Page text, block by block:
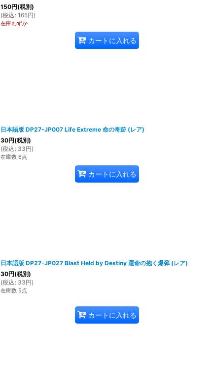
150円(税別)
(税込 : 165円)
在庫わずか
カートに入れる
日本語版 DP27-JP007 Life Extreme 命の奇跡 (レア)
30円(税別)
(税込 : 33円)
在庫数 6点
カートに入れる
日本語版 DP27-JP027 Blast Held by Destiny 運命の抱く爆弾 (レア)
30円(税別)
(税込 : 33円)
在庫数 5点
カートに入れる